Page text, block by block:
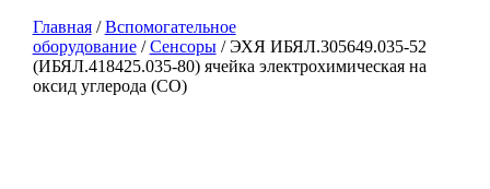
Главная/Вспомогательное
оборудование/Сенсоры/ ЭХЯ ИБЯЛ.305649.035-52
(ИБЯЛ.418425.035-80) ячейка электрохимическая на
оксид углерода (CO)